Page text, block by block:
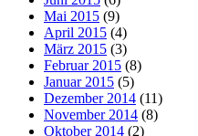
Mai 2015 (9)
April 2015 (4)
März 2015 (3)
Februar 2015 (8)
Januar 2015 (5)
Dezember 2014 (11)
November 2014 (8)
Oktober 2014 (2)